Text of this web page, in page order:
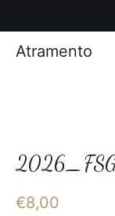
€8,00
Atramento
Photos